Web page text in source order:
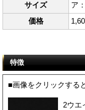
サイズ
ア
価格
特徴
■画像をクリックする
2ウエ